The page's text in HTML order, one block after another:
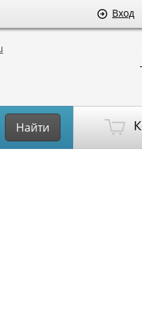
Вход
Найти